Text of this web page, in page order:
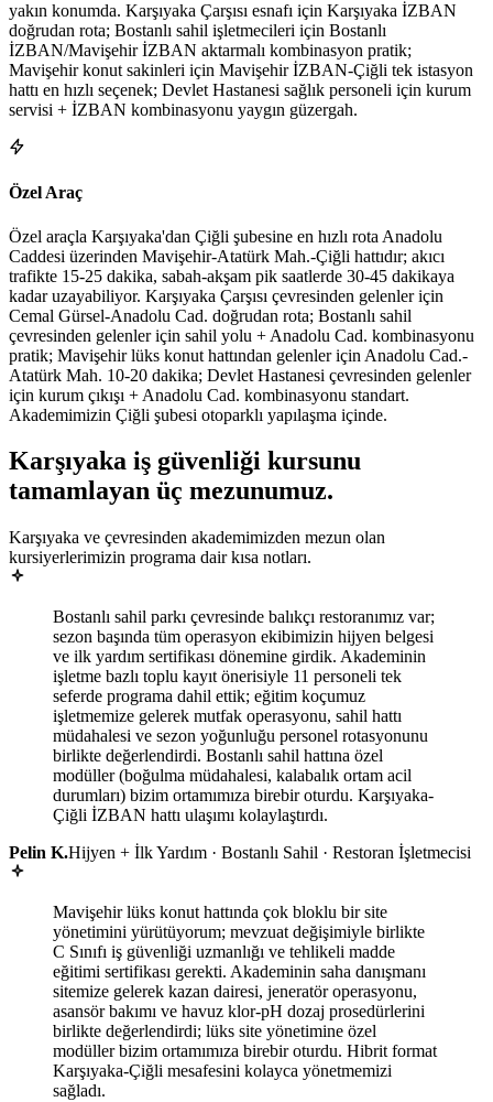
yakın konumda. Karşıyaka Çarşısı esnafı için Karşıyaka İZBAN
doğrudan rota; Bostanlı sahil işletmecileri için Bostanlı
İZBAN/Mavişehir İZBAN aktarmalı kombinasyon pratik;
Mavişehir konut sakinleri için Mavişehir İZBAN-Çiğli tek istasyon
hattı en hızlı seçenek; Devlet Hastanesi sağlık personeli için kurum
servisi + İZBAN kombinasyonu yaygın güzergah.
Özel Araç
Özel araçla Karşıyaka'dan Çiğli şubesine en hızlı rota Anadolu
Caddesi üzerinden Mavişehir-Atatürk Mah.-Çiğli hattıdır; akıcı
trafikte 15-25 dakika, sabah-akşam pik saatlerde 30-45 dakikaya
kadar uzayabiliyor. Karşıyaka Çarşısı çevresinden gelenler için
Cemal Gürsel-Anadolu Cad. doğrudan rota; Bostanlı sahil
çevresinden gelenler için sahil yolu + Anadolu Cad. kombinasyonu
pratik; Mavişehir lüks konut hattından gelenler için Anadolu Cad.-
Atatürk Mah. 10-20 dakika; Devlet Hastanesi çevresinden gelenler
için kurum çıkışı + Anadolu Cad. kombinasyonu standart.
Akademimizin Çiğli şubesi otoparklı yapılaşma içinde.
Karşıyaka iş güvenliği kursunu
tamamlayan üç mezunumuz.
Karşıyaka ve çevresinden akademimizden mezun olan
kursiyerlerimizin programa dair kısa notları.
Bostanlı sahil parkı çevresinde balıkçı restoranımız var;
sezon başında tüm operasyon ekibimizin hijyen belgesi
ve ilk yardım sertifikası dönemine girdik. Akademinin
işletme bazlı toplu kayıt önerisiyle 11 personeli tek
seferde programa dahil ettik; eğitim koçumuz
işletmemize gelerek mutfak operasyonu, sahil hattı
müdahalesi ve sezon yoğunluğu personel rotasyonunu
birlikte değerlendirdi. Bostanlı sahil hattına özel
modüller (boğulma müdahalesi, kalabalık ortam acil
durumları) bizim ortamımıza birebir oturdu. Karşıyaka-
Çiğli İZBAN hattı ulaşımı kolaylaştırdı.
Pelin K.Hijyen + İlk Yardım · Bostanlı Sahil · Restoran İşletmecisi
Mavişehir lüks konut hattında çok bloklu bir site
yönetimini yürütüyorum; mevzuat değişimiyle birlikte
C Sınıfı iş güvenliği uzmanlığı ve tehlikeli madde
eğitimi sertifikası gerekti. Akademinin saha danışmanı
sitemize gelerek kazan dairesi, jeneratör operasyonu,
asansör bakımı ve havuz klor-pH dozaj prosedürlerini
birlikte değerlendirdi; lüks site yönetimine özel
modüller bizim ortamımıza birebir oturdu. Hibrit format
Karşıyaka-Çiğli mesafesini kolayca yönetmemizi
sağladı.